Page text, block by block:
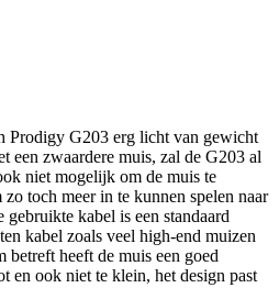
Prodigy G203 erg licht van gewicht
een zwaardere muis, zal de G203 al
niet mogelijk om de muis te
toch meer in te kunnen spelen naar
kabel is een standaard
kabel zoals veel high-end muizen
betreft heeft de muis een goed
en ook niet te klein, het design past